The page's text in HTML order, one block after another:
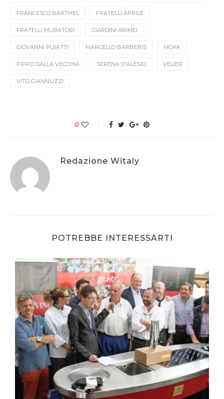
FRANCESCO BARTHEL FRATELLI APRILE
FRATELLI MURATORI GIARDINI ARIMEI
GIOVANNI PUIATTI MARCELLO BARBERIS MOAK
PIPPO DALLA VECCHIA SERENA D'ALESIO VELIER
VITO GIANNUZZI
0
Redazione Witaly
POTREBBE INTERESSARTI